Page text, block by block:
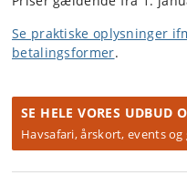
Se praktiske oplysninger
betalingsformer.
SE HELE VORES UDBUD
Havsafari, årskort, events